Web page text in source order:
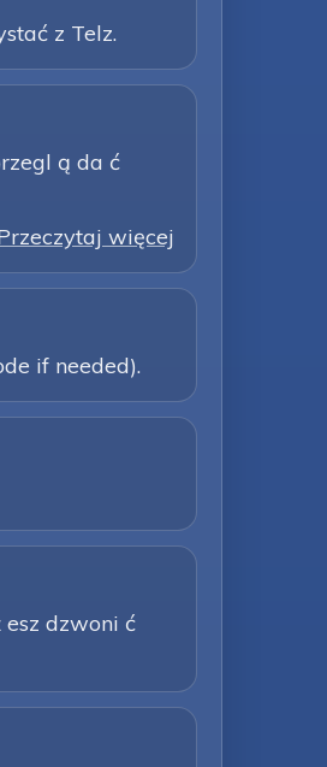
z Telz.
ą da ć
więcej
if needed).
esz dzwoni ć